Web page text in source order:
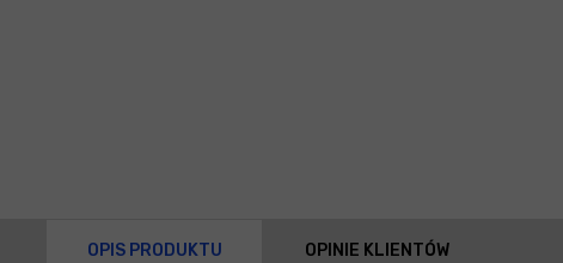
OPIS PRODUKTU OPINIE KLIENTÓW